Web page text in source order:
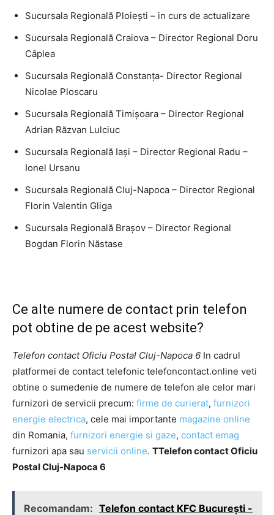
Sucursala Regională Ploieşti – in curs de actualizare
Sucursala Regională Craiova – Director Regional Doru
Câplea
Sucursala Regională Constanţa- Director Regional
Nicolae Ploscaru
Sucursala Regională Timişoara – Director Regional
Adrian Răzvan Lulciuc
Sucursala Regională Iaşi – Director Regional Radu –
Ionel Ursanu
Sucursala Regională Cluj-Napoca – Director Regional
Florin Valentin Gliga
Sucursala Regională Braşov – Director Regional
Bogdan Florin Năstase
Ce alte numere de contact prin telefon
pot obtine de pe acest website?
Telefon contact Oficiu Postal Cluj-Napoca 6 In cadrul
platformei de contact telefonic telefoncontact.online veti
obtine o sumedenie de numere de telefon ale celor mari
furnizori de servicii precum: firme de curierat, furnizori
energie electrica, cele mai importante magazine online
din Romania, furnizori energie si gaze, contact emag
furnizori apa sau servicii online. TTelefon contact Oficiu
Postal Cluj-Napoca 6
Recomandam: Telefon contact KFC București -